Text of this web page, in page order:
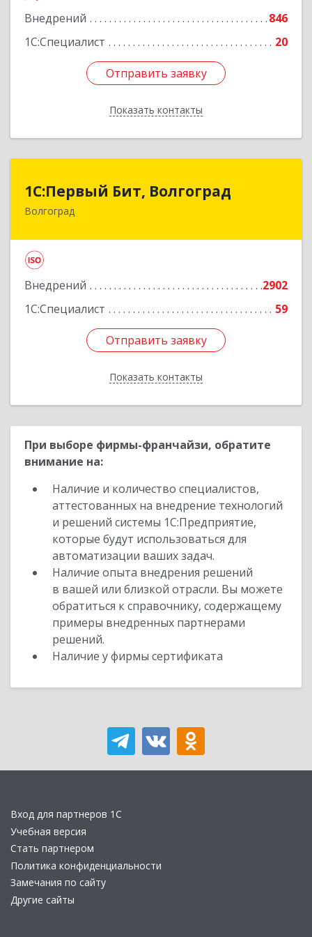
Внедрений
846
1С:Специалист
20
Отправить заявку
Показать контакты
Отправить заявку
Назад
1С:Первый Бит, Волгоград
Волгоград
Внедрений
2902
1С:Специалист
59
Отправить заявку
Показать контакты
1С:Первый Бит, Волгоград
400005, Волгоградская обл, Волгоград г, 7-й
Отправить заявку
Назад
При выборе фирмы-франчайзи, обратите
внимание на:
Наличие и количество специалистов,
аттестованных на внедрение технологий
и решений системы 1С:Предприятие,
которые будут использоваться для
автоматизации ваших задач.
Наличие опыта внедрения решений
в вашей или близкой отрасли. Вы можете
обратиться к справочнику, содержащему
примеры внедренных партнерами
решений.
Наличие у фирмы сертификата
Вход для партнеров 1С
Учебная версия
Стать партнером
Политика конфиденциальности
Замечания по сайту
Другие сайты